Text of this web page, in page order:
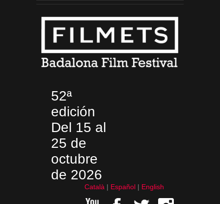
52ª
edición
Del 15 al
25 de
octubre
de 2026
Català Español English